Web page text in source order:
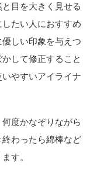
目を大きく見せる
たい人におすすめ
しい印象を与えつ
して修正すること
やすいアイライナ
度かなぞりながら
わったら綿棒など
す。